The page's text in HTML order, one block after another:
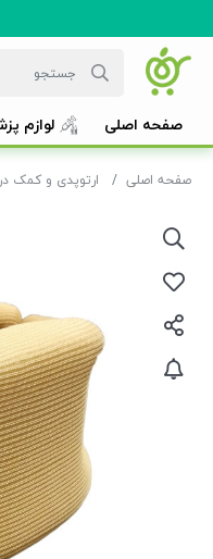
صفحه اصلی لوازم
صفحه اصلی ارتوپدی و کمک